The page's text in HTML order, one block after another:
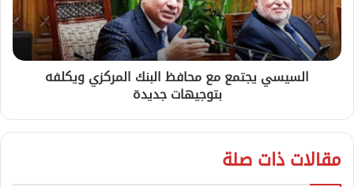
السيسي يجتمع مع محافظ البنك المركزي ويكلفه
بتوجيهات جديدة
مقالات ذات صلة